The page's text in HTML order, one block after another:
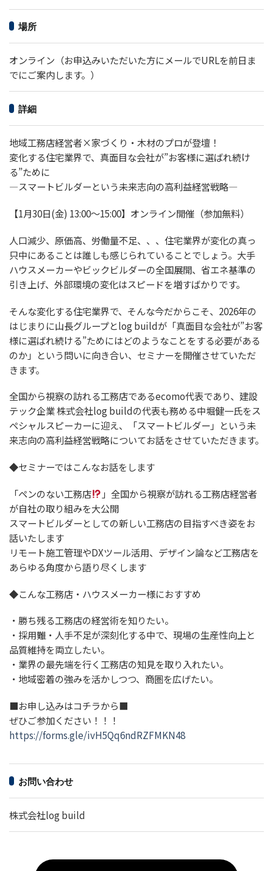
場所
オンライン（お申込みいただいた方にメールでURLを前日ま
でにご案内します。）
詳細
地域工務店経営者×家づくり・木材のプロが登壇！
変化する住宅業界で、真面目な会社が”お客様に選ばれ続け
る”ために
―スマートビルダーという未来志向の高利益経営戦略―
【1月30日(金) 13:00～15:00】オンライン開催（参加無料）
人口減少、原価高、労働量不足、、、住宅業界が変化の真っ
只中にあることは誰しも感じられていることでしょう。大手
ハウスメーカーやビックビルダーの全国展開、省エネ基準の
引き上げ、外部環境の変化はスピードを増すばかりです。
そんな変化する住宅業界で、そんな今だからこそ、2026年の
はじまりに山長グループとlog buildが「真面目な会社が”お客
様に選ばれ続ける”ためにはどのようなことをする必要がある
のか」という問いに向き合い、セミナーを開催させていただ
きます。
全国から視察の訪れる工務店であるecomo代表であり、建設
テック企業 株式会社log buildの代表も務める中堀健一氏をス
ペシャルスピーカーに迎え、「スマートビルダー」という未
来志向の高利益経営戦略についてお話をさせていただきます。
◆セミナーではこんなお話をします
「ペンのない工務店
」全国から視察が訪れる工務店経営者
が自社の取り組みを大公開
スマートビルダーとしての新しい工務店の目指すべき姿をお
話いたします
リモート施工管理やDXツール活用、デザイン論など工務店を
あらゆる角度から語り尽くします
◆こんな工務店・ハウスメーカー様におすすめ
・勝ち残る工務店の経営術を知りたい。
・採用難・人手不足が深刻化する中で、現場の生産性向上と
品質維持を両立したい。
・業界の最先端を行く工務店の知見を取り入れたい。
・地域密着の強みを活かしつつ、商圏を広げたい。
■お申し込みはコチラから■
ぜひご参加ください！！！
https://forms.gle/ivH5Qq6ndRZFMKN48
お問い合わせ
株式会社log build